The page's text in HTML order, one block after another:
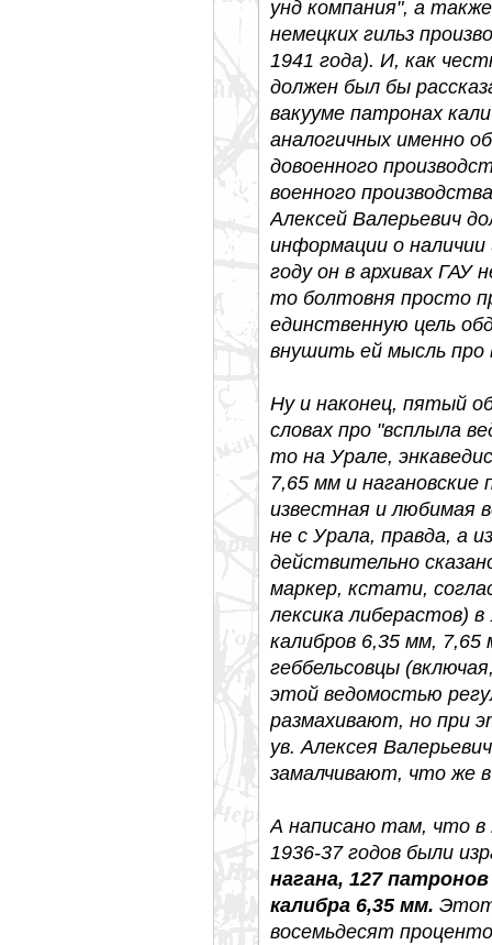
унд компания", а
немецких гильз
1941 года). И, как
должен был бы
вакууме патронах
аналогичных именно
довоенного
военного
Алексей Валерьевич
информации о наличии
году он в архивах ГАУ
то болтовня просто
единственную цель
внушить ей мысль про
Ну и наконец, пятый
словах про "всплыла
то на Урале,
7,65 мм и
известная и любимая
не с Урала, правда, а
действительно
маркер, кстати,
лексика либерастов)
калибров 6,35 мм,
геббельсовцы
этой ведомостью
размахивают, но при
ув. Алексея
замалчивают, что же
А написано там, что в
1936-37 годов были
нагана, 127
калибра 6,35 мм. Этот
восемьдесят